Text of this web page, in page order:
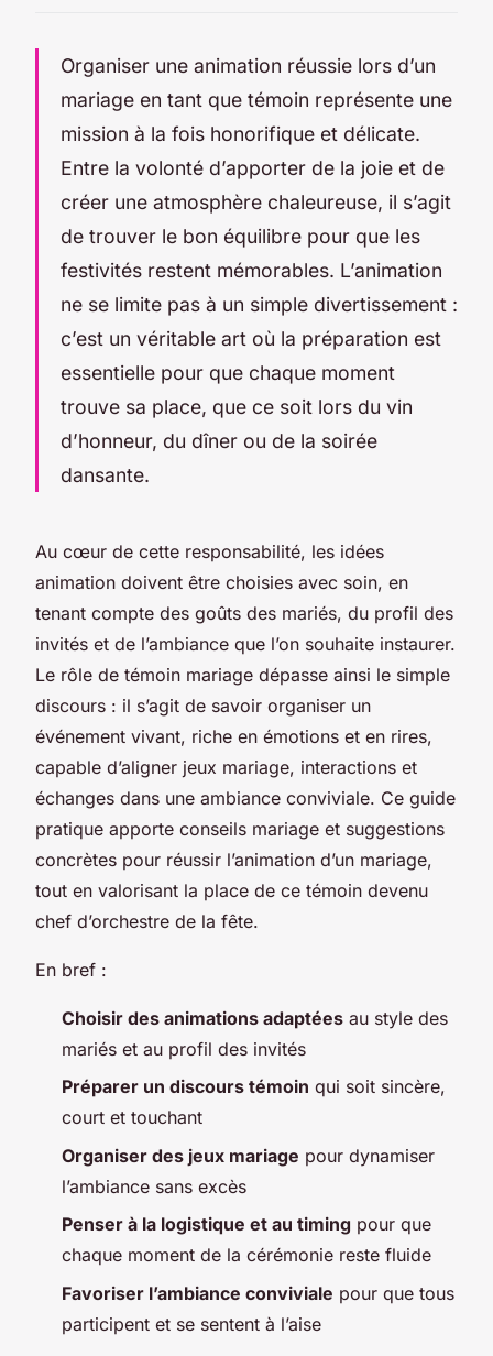
Organiser une animation réussie lors d’un
mariage en tant que témoin représente une
mission à la fois honorifique et délicate.
Entre la volonté d’apporter de la joie et de
créer une atmosphère chaleureuse, il s’agit
de trouver le bon équilibre pour que les
festivités restent mémorables. L’animation
ne se limite pas à un simple divertissement :
c’est un véritable art où la préparation est
essentielle pour que chaque moment
trouve sa place, que ce soit lors du vin
d’honneur, du dîner ou de la soirée
dansante.
Au cœur de cette responsabilité, les idées
animation doivent être choisies avec soin, en
tenant compte des goûts des mariés, du profil des
invités et de l’ambiance que l’on souhaite instaurer.
Le rôle de témoin mariage dépasse ainsi le simple
discours : il s’agit de savoir organiser un
événement vivant, riche en émotions et en rires,
capable d’aligner jeux mariage, interactions et
échanges dans une ambiance conviviale. Ce guide
pratique apporte conseils mariage et suggestions
concrètes pour réussir l’animation d’un mariage,
tout en valorisant la place de ce témoin devenu
chef d’orchestre de la fête.
En bref :
Choisir des animations adaptées au style des
mariés et au profil des invités
Préparer un discours témoin qui soit sincère,
court et touchant
Organiser des jeux mariage pour dynamiser
l’ambiance sans excès
Penser à la logistique et au timing pour que
chaque moment de la cérémonie reste fluide
Favoriser l’ambiance conviviale pour que tous
participent et se sentent à l’aise